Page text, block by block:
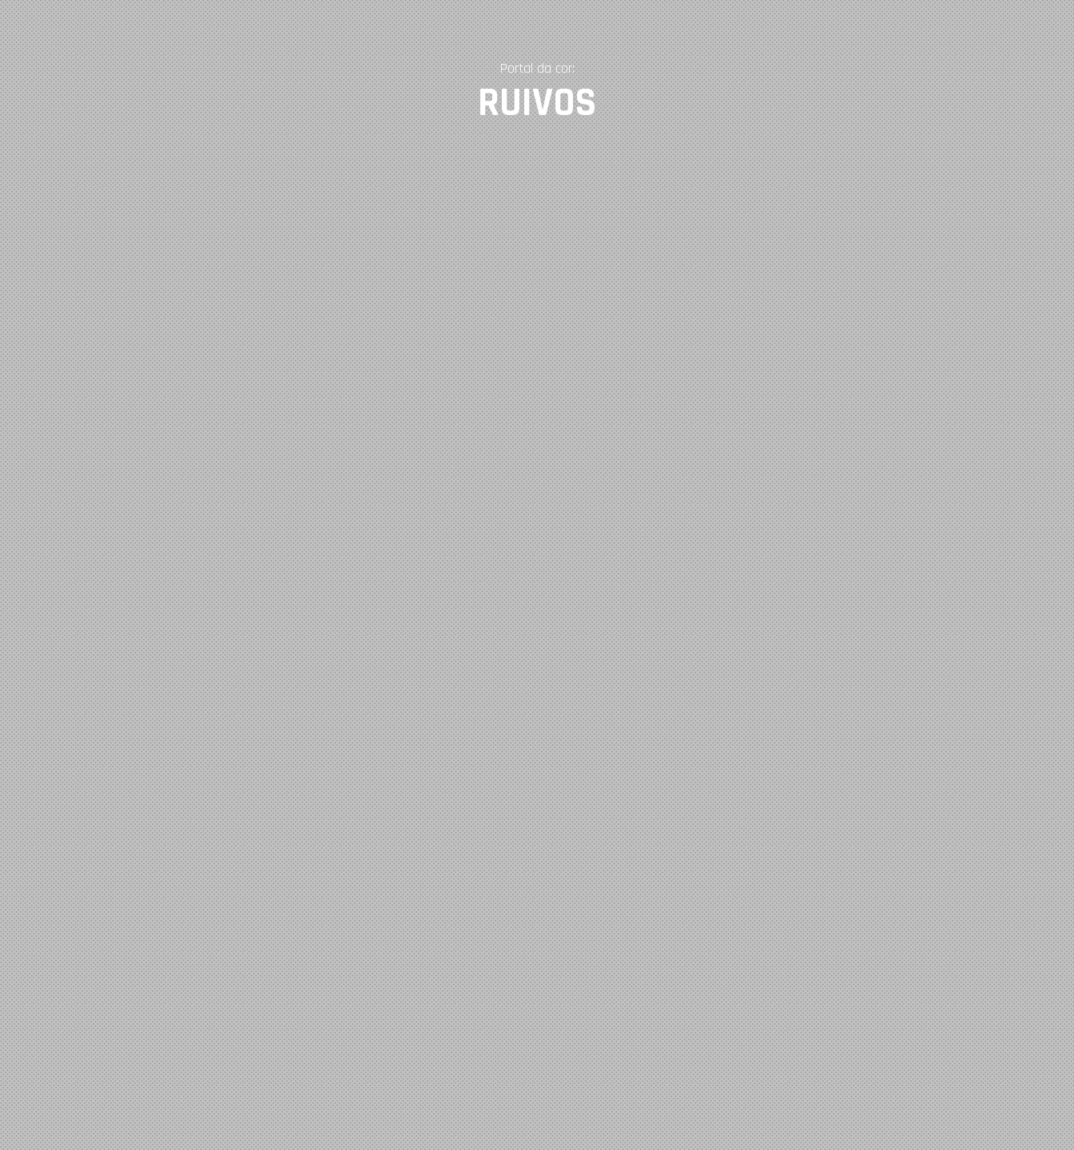
Portal da cor:
RUIVOS